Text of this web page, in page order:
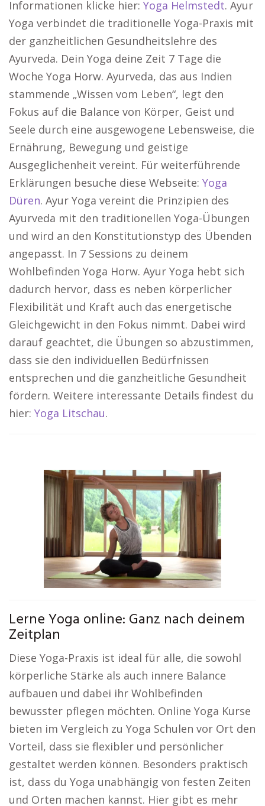
Informationen klicke hier: Yoga Helmstedt. Ayur
Yoga verbindet die traditionelle Yoga-Praxis mit
der ganzheitlichen Gesundheitslehre des
Ayurveda. Dein Yoga deine Zeit 7 Tage die
Woche Yoga Horw. Ayurveda, das aus Indien
stammende „Wissen vom Leben“, legt den
Fokus auf die Balance von Körper, Geist und
Seele durch eine ausgewogene Lebensweise, die
Ernährung, Bewegung und geistige
Ausgeglichenheit vereint. Für weiterführende
Erklärungen besuche diese Webseite: Yoga
Düren. Ayur Yoga vereint die Prinzipien des
Ayurveda mit den traditionellen Yoga-Übungen
und wird an den Konstitutionstyp des Übenden
angepasst. In 7 Sessions zu deinem
Wohlbefinden Yoga Horw. Ayur Yoga hebt sich
dadurch hervor, dass es neben körperlicher
Flexibilität und Kraft auch das energetische
Gleichgewicht in den Fokus nimmt. Dabei wird
darauf geachtet, die Übungen so abzustimmen,
dass sie den individuellen Bedürfnissen
entsprechen und die ganzheitliche Gesundheit
fördern. Weitere interessante Details findest du
hier: Yoga Litschau.
Lerne Yoga online: Ganz nach deinem
Zeitplan
Diese Yoga-Praxis ist ideal für alle, die sowohl
körperliche Stärke als auch innere Balance
aufbauen und dabei ihr Wohlbefinden
bewusster pflegen möchten. Online Yoga Kurse
bieten im Vergleich zu Yoga Schulen vor Ort den
Vorteil, dass sie flexibler und persönlicher
gestaltet werden können. Besonders praktisch
ist, dass du Yoga unabhängig von festen Zeiten
und Orten machen kannst. Hier gibt es mehr